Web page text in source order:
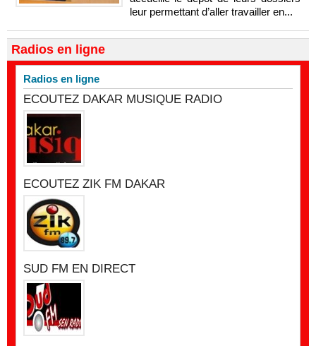
leur permettant d’aller travailler en...
Radios en ligne
Radios en ligne
ECOUTEZ DAKAR MUSIQUE RADIO
ECOUTEZ ZIK FM DAKAR
SUD FM EN DIRECT